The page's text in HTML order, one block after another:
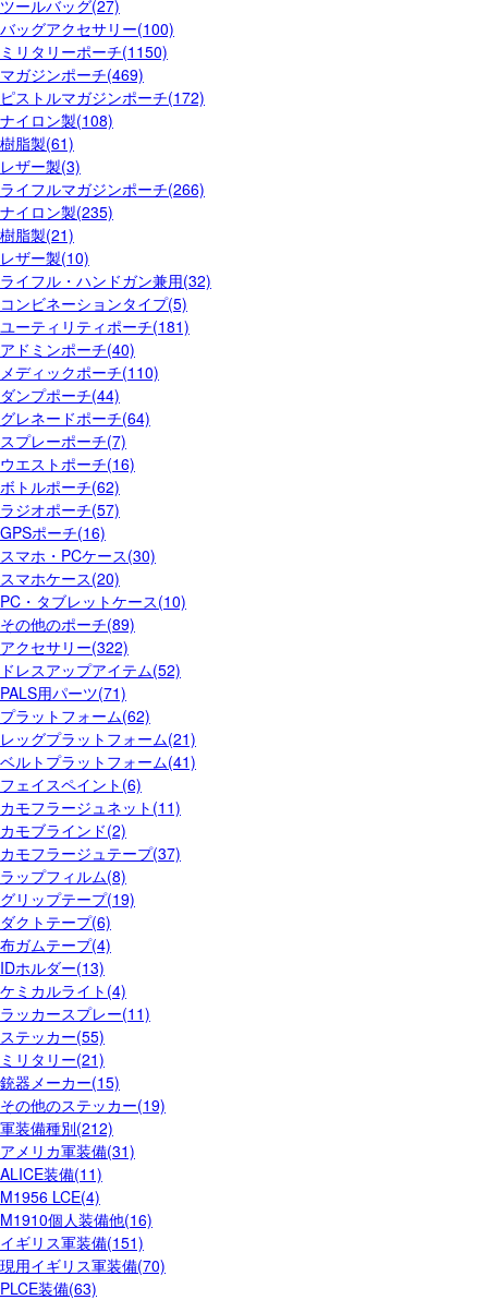
ツールバッグ(27)
バッグアクセサリー(100)
ミリタリーポーチ(1150)
マガジンポーチ(469)
ピストルマガジンポーチ(172)
ナイロン製(108)
樹脂製(61)
レザー製(3)
ライフルマガジンポーチ(266)
ナイロン製(235)
樹脂製(21)
レザー製(10)
ライフル・ハンドガン兼用(32)
コンビネーションタイプ(5)
ユーティリティポーチ(181)
アドミンポーチ(40)
メディックポーチ(110)
ダンプポーチ(44)
グレネードポーチ(64)
スプレーポーチ(7)
ウエストポーチ(16)
ボトルポーチ(62)
ラジオポーチ(57)
GPSポーチ(16)
スマホ・PCケース(30)
スマホケース(20)
PC・タブレットケース(10)
その他のポーチ(89)
アクセサリー(322)
ドレスアップアイテム(52)
PALS用パーツ(71)
プラットフォーム(62)
レッグプラットフォーム(21)
ベルトプラットフォーム(41)
フェイスペイント(6)
カモフラージュネット(11)
カモブラインド(2)
カモフラージュテープ(37)
ラップフィルム(8)
グリップテープ(19)
ダクトテープ(6)
布ガムテープ(4)
IDホルダー(13)
ケミカルライト(4)
ラッカースプレー(11)
ステッカー(55)
ミリタリー(21)
銃器メーカー(15)
その他のステッカー(19)
軍装備種別(212)
アメリカ軍装備(31)
ALICE装備(11)
M1956 LCE(4)
M1910個人装備他(16)
イギリス軍装備(151)
現用イギリス軍装備(70)
PLCE装備(63)